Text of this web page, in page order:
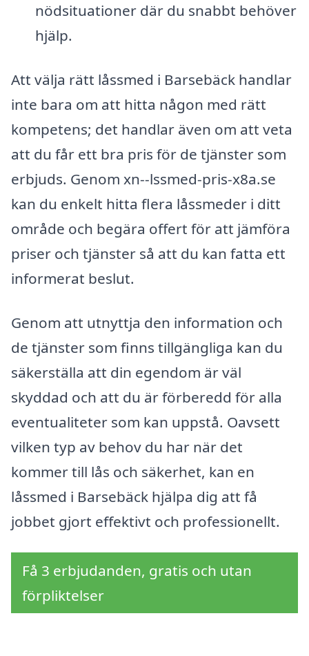
nödsituationer där du snabbt behöver
hjälp.
Att välja rätt låssmed i Barsebäck handlar
inte bara om att hitta någon med rätt
kompetens; det handlar även om att veta
att du får ett bra pris för de tjänster som
erbjuds. Genom xn--lssmed-pris-x8a.se
kan du enkelt hitta flera låssmeder i ditt
område och begära offert för att jämföra
priser och tjänster så att du kan fatta ett
informerat beslut.
Genom att utnyttja den information och
de tjänster som finns tillgängliga kan du
säkerställa att din egendom är väl
skyddad och att du är förberedd för alla
eventualiteter som kan uppstå. Oavsett
vilken typ av behov du har när det
kommer till lås och säkerhet, kan en
låssmed i Barsebäck hjälpa dig att få
jobbet gjort effektivt och professionellt.
Få 3 erbjudanden, gratis och utan
förpliktelser